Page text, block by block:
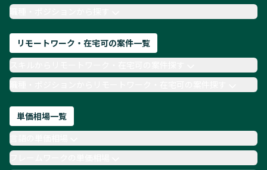
TypeScript
Laravel AWS
職種・ポジションから探す
リモートワーク・在宅可の案件一覧
職種・ポジションからリモートワーク・在宅可の案件探す
単価相場一覧